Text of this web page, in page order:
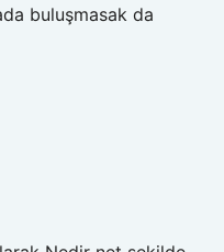
buluşmasak da